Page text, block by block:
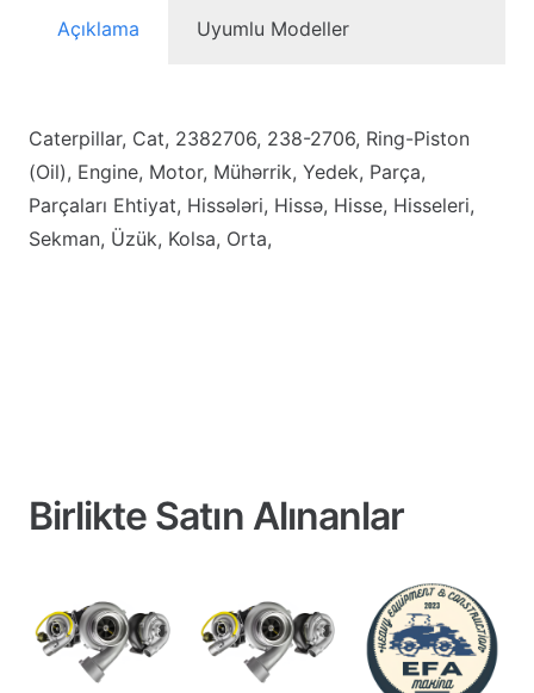
Açıklama Uyumlu Modeller
Caterpillar, Cat, 2382706, 238-2706, Ring-Piston
(Oil), Engine, Motor, Mühərrik, Yedek, Parça,
Parçaları Ehtiyat, Hissələri, Hissə, Hisse, Hisseleri,
Sekman, Üzük, Kolsa, Orta,
Birlikte Satın Alınanlar